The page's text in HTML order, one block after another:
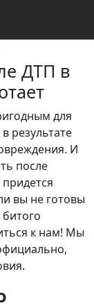
ДТП в
для
результате
И
после
вы не готовы
к нам! Мы